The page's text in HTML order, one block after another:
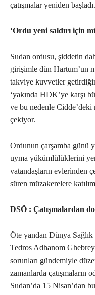
çatışmalar yeniden başladı.
‘Ordu yeni saldırı için
Sudan ordusu, şiddetin
girişimle dün Hartum’un
takviye kuvvetler
‘yakında HDK’ye karşı
ve bu nedenle
çekiyor.
Ordunun çarşamba günü
uyma yükümlülüklerini
vatandaşların evlerinden
süren müzakerelere
DSÖ : Çatışmalardan
Öte yandan Dünya
Tedros Adhanom
sorunları gündemiyle
zamanlarda çatışmaların
Sudan’da 15 Nisan’dan